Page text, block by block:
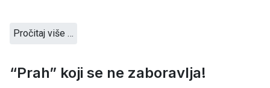
Pročitaj više …
“Prah” koji se ne zaboravlja!